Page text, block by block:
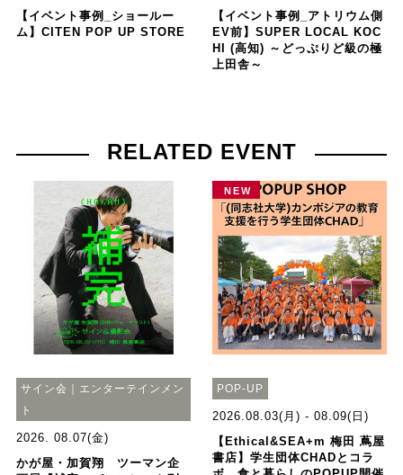
【イベント事例_ショールー
ム】CITEN POP UP STORE
【イベント事例_アトリウム側
EV前】SUPER LOCAL KOC
HI (高知) ～どっぷりど級の極
上田舎～
RELATED EVENT
サイン会｜エンターテインメン
ト
2026. 08.07(金)
かが屋・加賀翔 ツーマン企
NEW
POP-UP
2026.08.03(月) - 08.09(日)
【Ethical&SEA+m 梅田 蔦屋
書店】学生団体CHADとコラ